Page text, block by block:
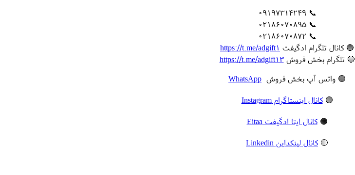
📞 09197314249
📞 02186070895
📞 02186070872
🔵 کانال تلگرام ادگیفت https://t.me/adgift1
🔵 تلگرام بخش فروشhttps://t.me/adgift13
🟢 واتس آپ بخش فروش WhatsApp
🟣کانال اینستاگرام Instagram
🟠کانال ایتا ادگیفت Eitaa
🔴 کانال لینکداین Linkedin